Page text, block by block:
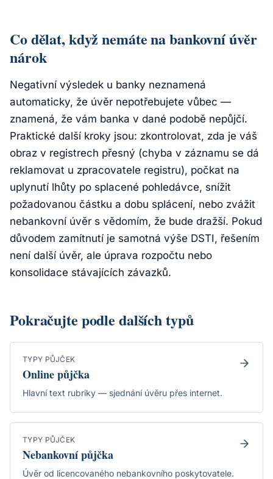
Co dělat, když nemáte na bankovní úvěr
nárok
Negativní výsledek u banky neznamená
automaticky, že úvěr nepotřebujete vůbec —
znamená, že vám banka v dané podobě nepůjčí.
Praktické další kroky jsou: zkontrolovat, zda je váš
obraz v registrech přesný (chyba v záznamu se dá
reklamovat u zpracovatele registru), počkat na
uplynutí lhůty po splacené pohledávce, snížit
požadovanou částku a dobu splácení, nebo zvážit
nebankovní úvěr s vědomím, že bude dražší. Pokud
důvodem zamítnutí je samotná výše DSTI, řešením
není další úvěr, ale úprava rozpočtu nebo
konsolidace stávajících závazků.
Pokračujte podle dalších typů
TYPY PŮJČEK
Online půjčka
Hlavní text rubriky — sjednání úvěru přes internet.
TYPY PŮJČEK
Nebankovní půjčka
Úvěr od licencovaného nebankovního poskytovatele.